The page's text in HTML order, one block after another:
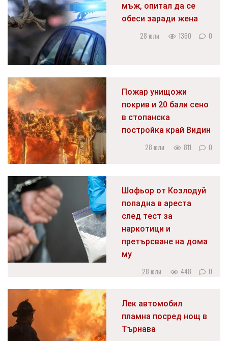
мъж, опитал да се
обеси заради жена
28 юли 1360 0
Пожар унищожи
покрив и 20 бали сено
в стопанска
постройка край Видин
28 юли 811 0
Шофьор от Козлодуй
попадна в ареста
след тест за
наркотици и
претърсване на дома
му
28 юли 448 0
Лек автомобил
пламна посред нощ в
Търнава